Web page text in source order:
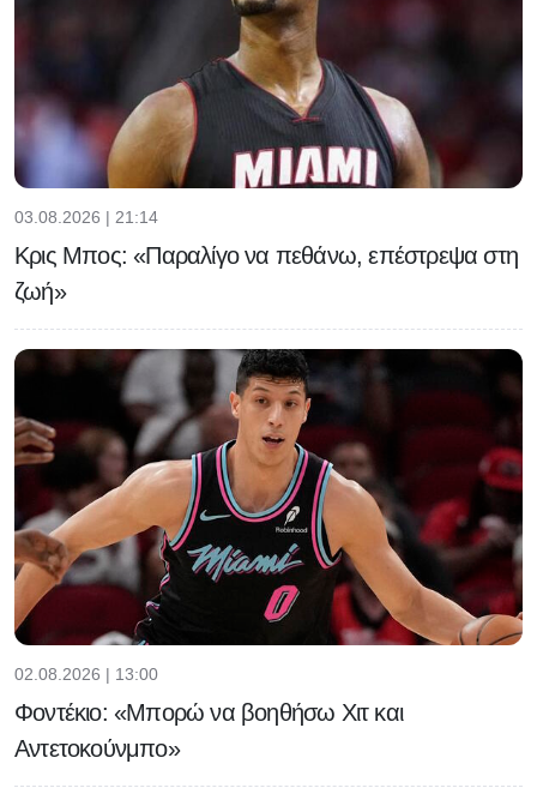
03.08.2026 | 21:14
Κρις Μπος: «Παραλίγο να πεθάνω, επέστρεψα στη
ζωή»
02.08.2026 | 13:00
Φοντέκιο: «Μπορώ να βοηθήσω Χιτ και
Αντετοκούνμπο»